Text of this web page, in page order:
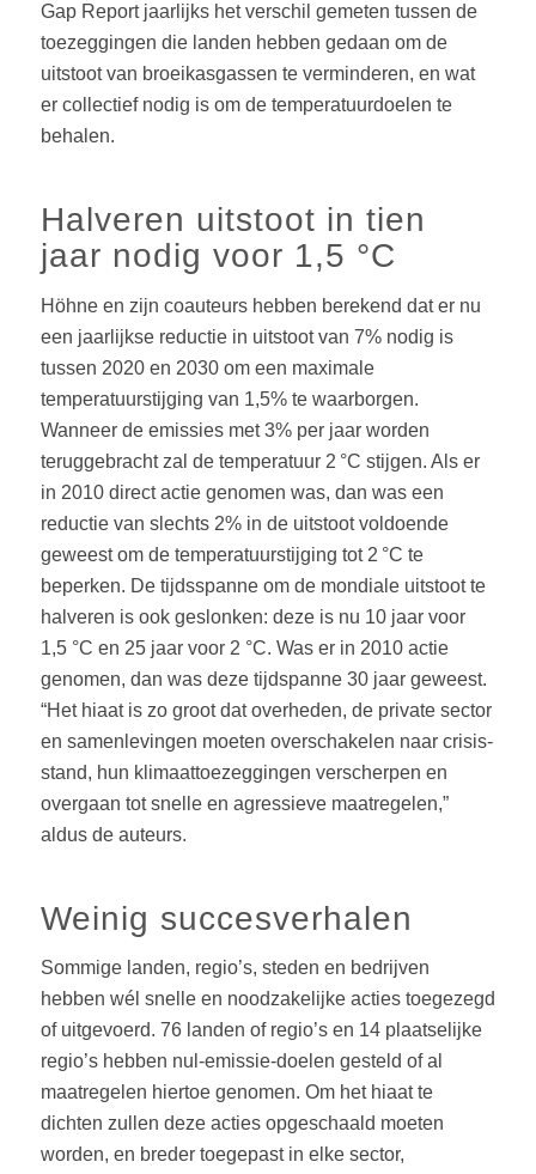
Gap Report jaarlijks het verschil gemeten tussen de
toezeggingen die landen hebben gedaan om de
uitstoot van broeikasgassen te verminderen, en wat
er collectief nodig is om de temperatuurdoelen te
behalen.
Halveren uitstoot in tien
jaar nodig voor 1,5 °C
Höhne en zijn coauteurs hebben berekend dat er nu
een jaarlijkse reductie in uitstoot van 7% nodig is
tussen 2020 en 2030 om een maximale
temperatuurstijging van 1,5% te waarborgen.
Wanneer de emissies met 3% per jaar worden
teruggebracht zal de temperatuur 2 °C stijgen. Als er
in 2010 direct actie genomen was, dan was een
reductie van slechts 2% in de uitstoot voldoende
geweest om de temperatuurstijging tot 2 °C te
beperken. De tijdsspanne om de mondiale uitstoot te
halveren is ook geslonken: deze is nu 10 jaar voor
1,5 °C en 25 jaar voor 2 °C. Was er in 2010 actie
genomen, dan was deze tijdspanne 30 jaar geweest.
“Het hiaat is zo groot dat overheden, de private sector
en samenlevingen moeten overschakelen naar crisis-
stand, hun klimaattoezeggingen verscherpen en
overgaan tot snelle en agressieve maatregelen,”
aldus de auteurs.
Weinig succesverhalen
Sommige landen, regio’s, steden en bedrijven
hebben wél snelle en noodzakelijke acties toegezegd
of uitgevoerd. 76 landen of regio’s en 14 plaatselijke
regio’s hebben nul-emissie-doelen gesteld of al
maatregelen hiertoe genomen. Om het hiaat te
dichten zullen deze acties opgeschaald moeten
worden, en breder toegepast in elke sector,